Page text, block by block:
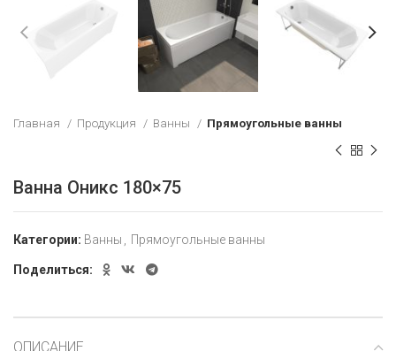
Главная Продукция Ванны Прямоугольные ванны
Ванна Оникс 180×75
Категории: Ванны , Прямоугольные ванны
Поделиться:
ОПИСАНИЕ